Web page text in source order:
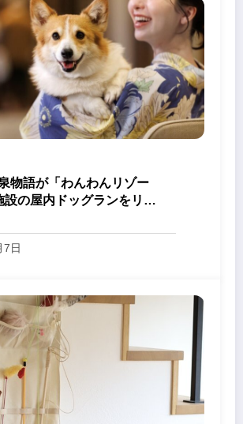
物語が「わんわんリゾー
設の屋内ドッグランをリニ
7日